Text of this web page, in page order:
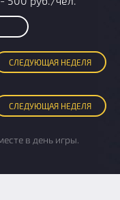
СЛЕДУЮЩАЯ НЕДЕЛЯ
СЛЕДУЮЩАЯ НЕДЕЛЯ
в день игры.